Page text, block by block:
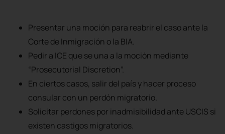
Presentar una moción para reabrir el caso ante la
Corte de Inmigración o la BIA.
Pedir a ICE que se una a la moción mediante
“Prosecutorial Discretion”.
En ciertos casos, salir del país y hacer proceso
consular con un perdón migratorio.
Solicitar perdones por inadmisibilidad ante USCIS si
existen castigos migratorios.